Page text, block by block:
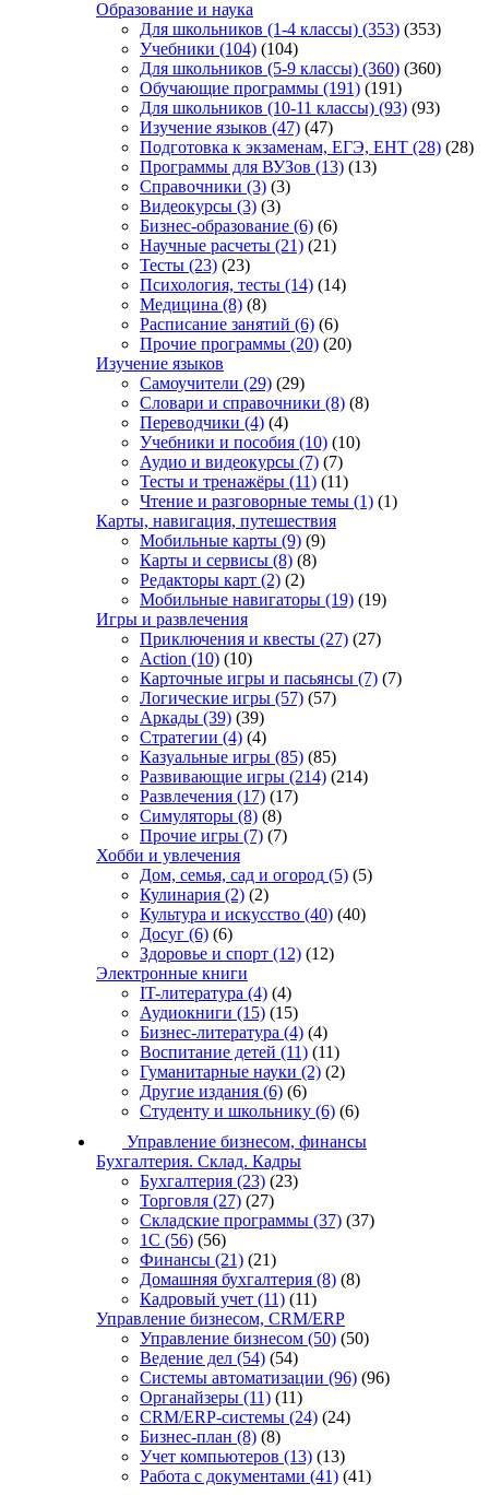
Образование и наука
Для школьников (1-4 классы) (353) (353)
Учебники (104) (104)
Для школьников (5-9 классы) (360) (360)
Обучающие программы (191) (191)
Для школьников (10-11 классы) (93) (93)
Изучение языков (47) (47)
Подготовка к экзаменам, ЕГЭ, ЕНТ (28) (28)
Программы для ВУЗов (13) (13)
Справочники (3) (3)
Видеокурсы (3) (3)
Бизнес-образование (6) (6)
Научные расчеты (21) (21)
Тесты (23) (23)
Психология, тесты (14) (14)
Медицина (8) (8)
Расписание занятий (6) (6)
Прочие программы (20) (20)
Изучение языков
Самоучители (29) (29)
Словари и справочники (8) (8)
Переводчики (4) (4)
Учебники и пособия (10) (10)
Аудио и видеокурсы (7) (7)
Тесты и тренажёры (11) (11)
Чтение и разговорные темы (1) (1)
Карты, навигация, путешествия
Мобильные карты (9) (9)
Карты и сервисы (8) (8)
Редакторы карт (2) (2)
Мобильные навигаторы (19) (19)
Игры и развлечения
Приключения и квесты (27) (27)
Action (10) (10)
Карточные игры и пасьянсы (7) (7)
Логические игры (57) (57)
Аркады (39) (39)
Стратегии (4) (4)
Казуальные игры (85) (85)
Развивающие игры (214) (214)
Развлечения (17) (17)
Симуляторы (8) (8)
Прочие игры (7) (7)
Хобби и увлечения
Дом, семья, сад и огород (5) (5)
Кулинария (2) (2)
Культура и искусство (40) (40)
Досуг (6) (6)
Здоровье и спорт (12) (12)
Электронные книги
IT-литература (4) (4)
Аудиокниги (15) (15)
Бизнес-литература (4) (4)
Воспитание детей (11) (11)
Гуманитарные науки (2) (2)
Другие издания (6) (6)
Студенту и школьнику (6) (6)
Управление бизнесом, финансы
Бухгалтерия. Склад. Кадры
Бухгалтерия (23) (23)
Торговля (27) (27)
Складские программы (37) (37)
1С (56) (56)
Финансы (21) (21)
Домашняя бухгалтерия (8) (8)
Кадровый учет (11) (11)
Управление бизнесом, CRM/ERP
Управление бизнесом (50) (50)
Ведение дел (54) (54)
Системы автоматизации (96) (96)
Органайзеры (11) (11)
CRM/ERP-системы (24) (24)
Бизнес-план (8) (8)
Учет компьютеров (13) (13)
Работа с документами (41) (41)